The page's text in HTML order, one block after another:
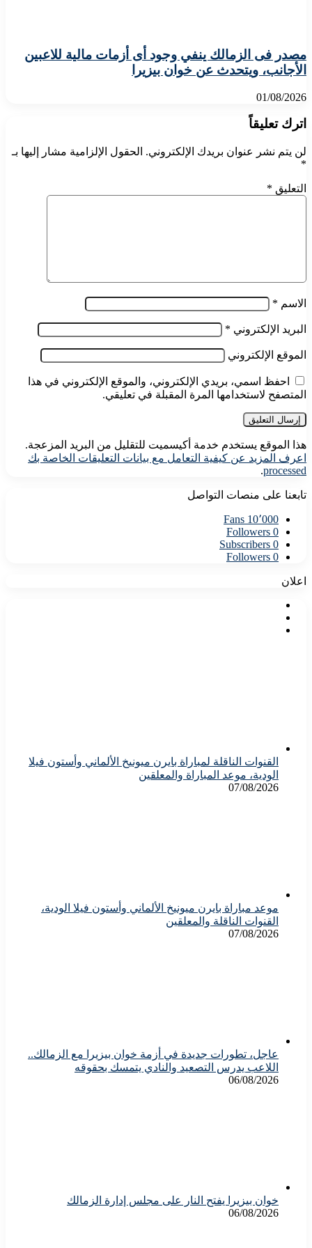
مصدر فى الزمالك ينفي وجود أى أزمات مالية للاعبين
الأجانب، ويتحدث عن خوان بيزيرا
01/08/2026
اترك تعليقاً
لن يتم نشر عنوان بريدك الإلكتروني. الحقول الإلزامية مشار إليها بـ
*
التعليق *
الاسم *
البريد الإلكتروني *
الموقع الإلكتروني
احفظ اسمي، بريدي الإلكتروني، والموقع الإلكتروني في هذا
المتصفح لاستخدامها المرة المقبلة في تعليقي.
هذا الموقع يستخدم خدمة أكيسميت للتقليل من البريد المزعجة.
اعرف المزيد عن كيفية التعامل مع بيانات التعليقات الخاصة بك
processed
.
تابعنا على منصات التواصل
10٬000 Fans
0
Followers
0
Subscribers
0
Followers
اعلان
القنوات الناقلة لمباراة بايرن ميونيخ الألماني وأستون فيلا
الودية، موعد المباراة والمعلقين
07/08/2026
موعد مباراة بايرن ميونيخ الألماني وأستون فيلا الودية،
القنوات الناقلة والمعلقين
07/08/2026
عاجل، تطورات جديدة في أزمة خوان بيزيرا مع الزمالك..
اللاعب يدرس التصعيد والنادي يتمسك بحقوقه
06/08/2026
خوان بيزيرا يفتح النار على مجلس إدارة الزمالك
06/08/2026